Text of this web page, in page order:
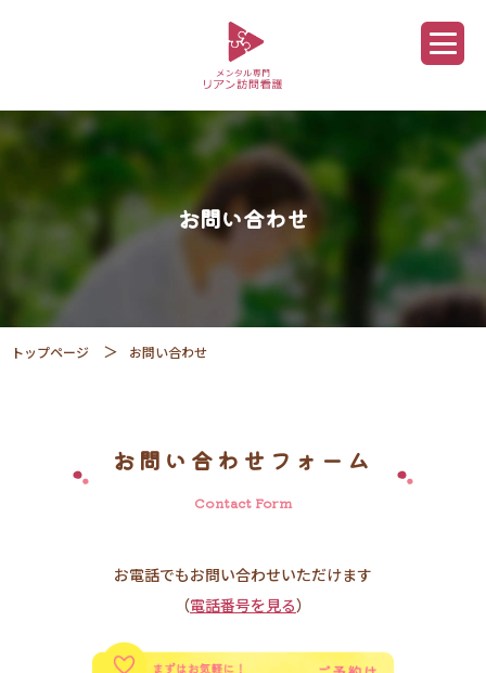
お問い合わせ
トップページ お問い合わせ
お問い合わせフォーム
Contact Form
お電話でもお問い合わせいただけます
（電話番号を見る）